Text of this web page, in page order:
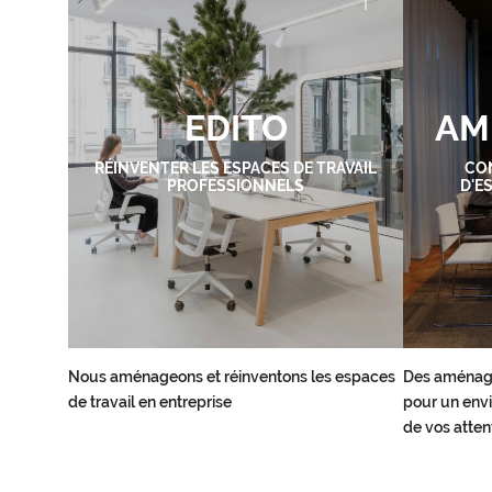
EDITO
RÉINVENTER LES ESPACES DE TRAVAIL
PROFESSIONNELS
Nous aménageons et réinventons les espaces
de travail en entreprise
Des
pour un
de vos